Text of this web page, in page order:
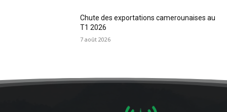
Chute des exportations camerounaises au
T1 2026
7 août 2026